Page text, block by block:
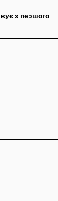
з першого